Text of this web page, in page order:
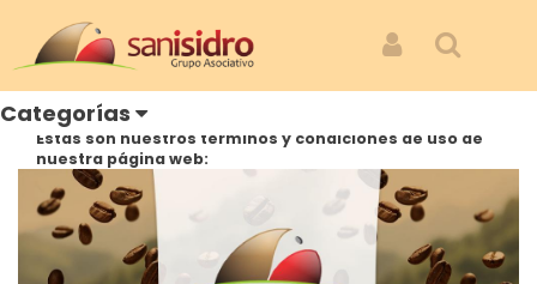
Categorías
POLITICA DE TÉRMINOS Y CONDICIONES
Estas son nuestros términos y condiciones de uso de
nuestra página web: